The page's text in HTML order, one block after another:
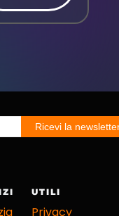
UTILI
Privacy